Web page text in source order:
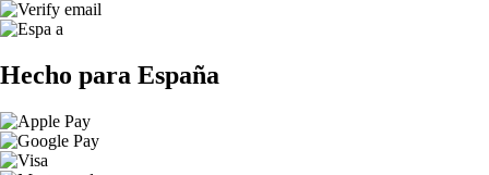
Hecho para España